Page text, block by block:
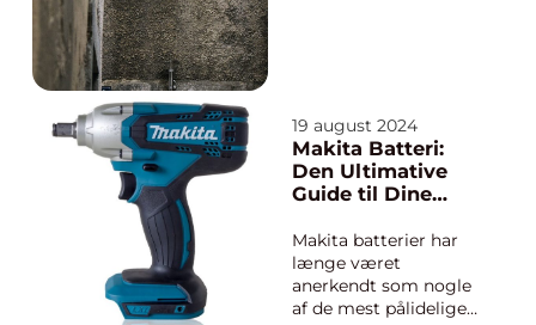
19 august 2024
Makita Batteri:
Den Ultimative
Guide til Dine
Makita batterier har
længe været
anerkendt som nogle
af de mest pålidelige